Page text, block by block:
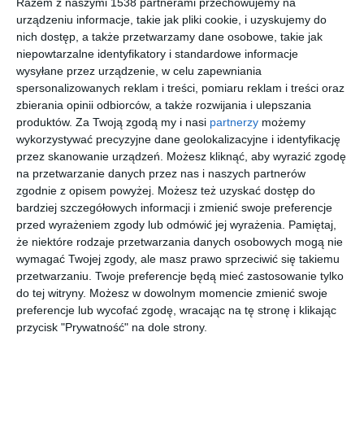
Razem z naszymi 1538 partnerami przechowujemy na
urządzeniu informacje, takie jak pliki cookie, i uzyskujemy do
nich dostęp, a także przetwarzamy dane osobowe, takie jak
niepowtarzalne identyfikatory i standardowe informacje
wysyłane przez urządzenie, w celu zapewniania
spersonalizowanych reklam i treści, pomiaru reklam i treści oraz
zbierania opinii odbiorców, a także rozwijania i ulepszania
produktów. Za Twoją zgodą my i nasi partnerzy możemy
wykorzystywać precyzyjne dane geolokalizacyjne i identyfikację
przez skanowanie urządzeń. Możesz kliknąć, aby wyrazić zgodę
na przetwarzanie danych przez nas i naszych partnerów
zgodnie z opisem powyżej. Możesz też uzyskać dostęp do
bardziej szczegółowych informacji i zmienić swoje preferencje
przed wyrażeniem zgody lub odmówić jej wyrażenia. Pamiętaj,
że niektóre rodzaje przetwarzania danych osobowych mogą nie
wymagać Twojej zgody, ale masz prawo sprzeciwić się takiemu
przetwarzaniu. Twoje preferencje będą mieć zastosowanie tylko
do tej witryny. Możesz w dowolnym momencie zmienić swoje
preferencje lub wycofać zgodę, wracając na tę stronę i klikając
przycisk "Prywatność" na dole strony.
Katalog schody do
domu 2024
Dodaj do ulubionych
Katalog schody do
domu 2024